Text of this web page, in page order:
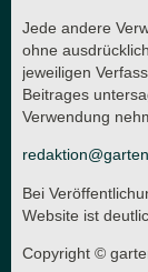
Jede andere
ohne
jeweiligen
Beitrages
Verwendung
Bei
Website ist
Copyright ©